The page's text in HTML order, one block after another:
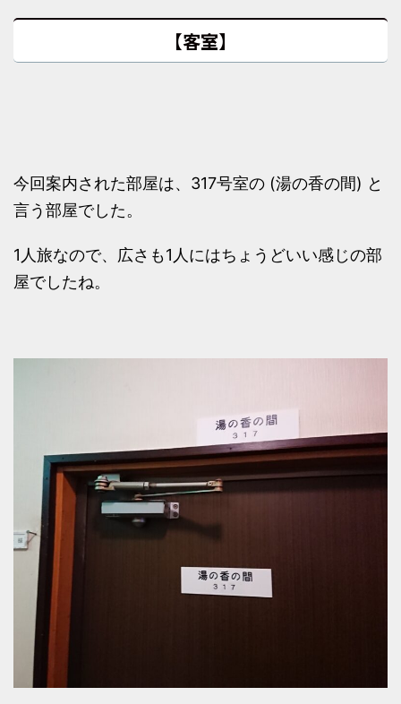
【客室】
今回案内された部屋は、317号室の (湯の香の間) と
言う部屋でした。
1人旅なので、広さも1人にはちょうどいい感じの部
屋でしたね。